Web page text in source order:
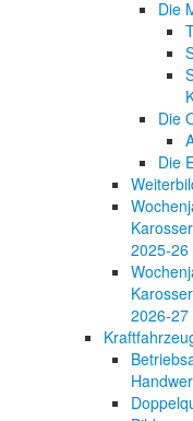
Die
Die
Die
2025-26
2026-27